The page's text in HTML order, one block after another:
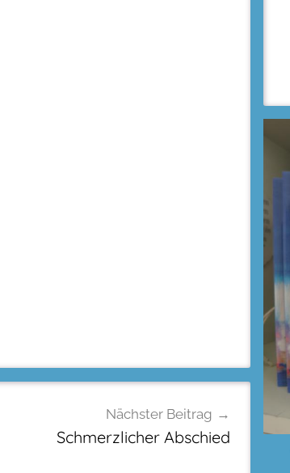
Nächster Beitrag
Schmerzlicher Abschied